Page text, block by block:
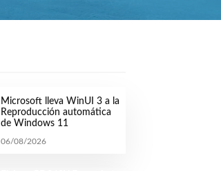
Microsoft lleva WinUI 3 a la
Reproducción automática
de Windows 11
06/08/2026